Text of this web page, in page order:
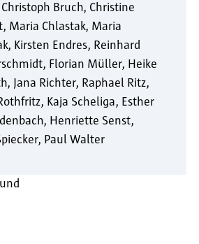
Christoph Bruch Christine
Maria Chlastak Maria
Kirsten Endres
Reinhard
Florian Müller
Heike
Jana Richter
Raphael Ritz
Kaja Scheliga
Esther
Henriette Senst
Paul Walter